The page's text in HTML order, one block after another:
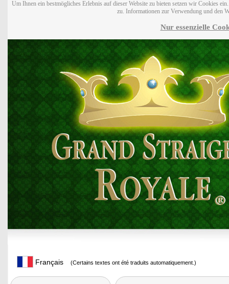
Um Ihnen ein bestmögliches Erlebnis auf dieser Website zu bieten setzen wir Cookies
zu. Informationen zur Verwendung und den
Nur essenzielle
Français (Certains textes ont été traduits automatiquement.)